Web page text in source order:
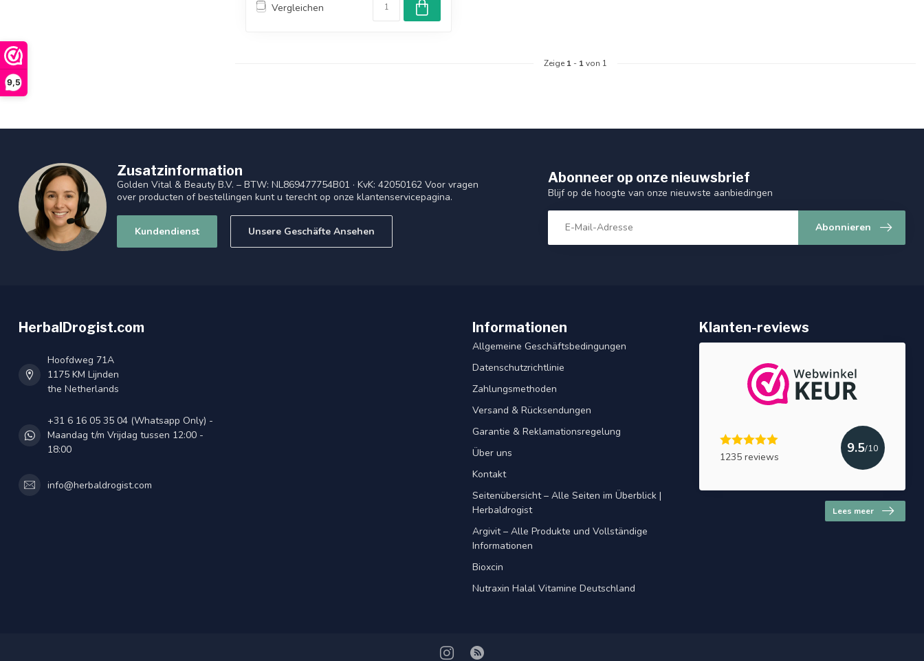
9,5
Vergleichen
Zeige 1 - 1von 1
Zusatzinformation
Golden Vital & Beauty B.V. – BTW: NL869477754B01 · KvK: 42050162 Voor vragen
over producten of bestellingen kunt u terecht op onze klantenservicepagina.
Kundendienst Unsere Geschäfte Ansehen
Abonneer op onze nieuwsbrief
Blijf op de hoogte van onze nieuwste aanbiedingen
Abonnieren
HerbalDrogist.com
Hoofdweg 71A
1175 KM Lijnden
the Netherlands
+31 6 16 05 35 04 (Whatsapp Only) -
Maandag t/m Vrijdag tussen 12:00 -
18:00
info@herbaldrogist.com
Informationen
Allgemeine Geschäftsbedingungen
Datenschutzrichtlinie
Zahlungsmethoden
Versand & Rücksendungen
Garantie & Reklamationsregelung
Über uns
Kontakt
Seitenübersicht – Alle Seiten im Überblick |
Herbaldrogist
Argivit – Alle Produkte und Vollständige
Informationen
Bioxcin
Nutraxin Halal Vitamine Deutschland
Klanten-reviews
1235 reviews
9.5/10
Lees meer